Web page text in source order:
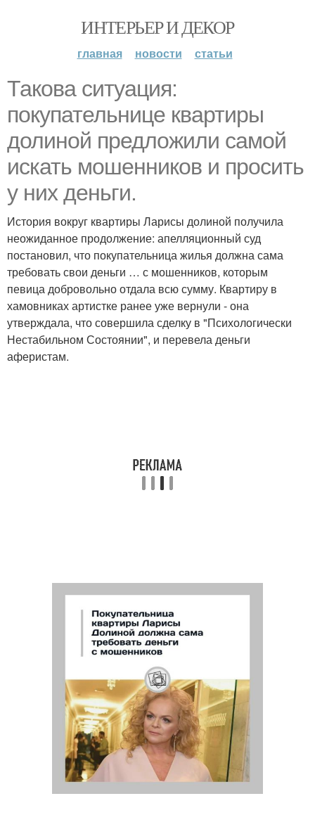
ИНТЕРЬЕР И ДЕКОР
главная новости статьи
Такова ситуация:
покупательнице квартиры
долиной предложили самой
искать мошенников и просить
у них деньги.
История вокруг квартиры Ларисы долиной получила
неожиданное продолжение: апелляционный суд
постановил, что покупательница жилья должна сама
требовать свои деньги … с мошенников, которым
певица добровольно отдала всю сумму. Квартиру в
хамовниках артистке ранее уже вернули - она
утверждала, что совершила сделку в "Психологически
Нестабильном Состоянии", и перевела деньги
аферистам.